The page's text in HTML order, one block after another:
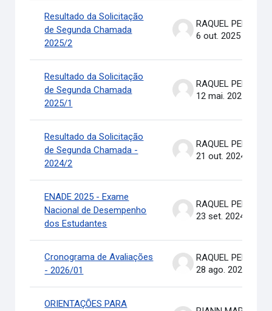
Resultado da Solicitação
de Segunda Chamada
2025/2
6 out. 2025
Resultado da Solicitação
de Segunda Chamada
2025/1
12 mai. 2025
Resultado da Solicitação
de Segunda Chamada -
2024/2
21 out. 2024
ENADE 2025 - Exame
Nacional de Desempenho
dos Estudantes
23 set. 2024
Cronograma de Avaliações
- 2026/01
28 ago. 2024
ORIENTAÇÕES PARA